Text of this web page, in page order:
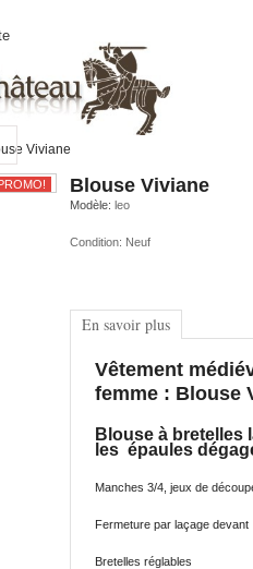
Viviane
Blouse Viviane
Modèle: leo
Condition: Neuf
En savoir plus
Vêtement
femme : Blouse
Blouse à bretelles
les épaules
Manches 3/4, jeux de
Fermeture par laçage devant
Bretelles réglables